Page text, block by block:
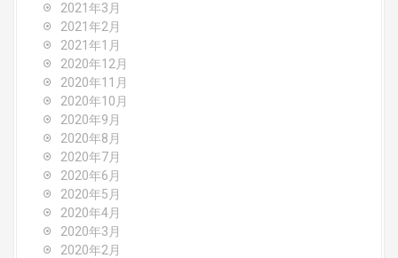
2021年3月
2021年2月
2021年1月
2020年12月
2020年11月
2020年10月
2020年9月
2020年8月
2020年7月
2020年6月
2020年5月
2020年4月
2020年3月
2020年2月